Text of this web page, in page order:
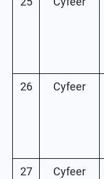
26 Cyfeer
27 Cyfeer